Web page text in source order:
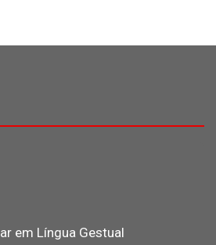
em Língua Gestual